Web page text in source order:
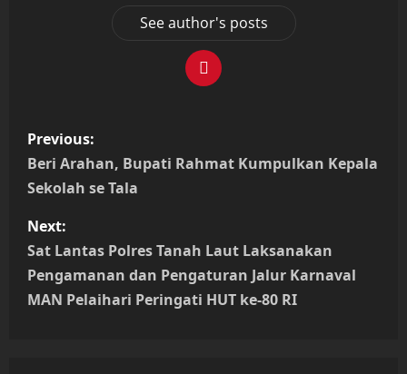
See author's posts
P
o
t
n
Previous:
Beri Arahan, Bupati Rahmat Kumpulkan Kepala
Sekolah se Tala
Next:
Sat Lantas Polres Tanah Laut Laksanakan
Pengamanan dan Pengaturan Jalur Karnaval
MAN Pelaihari Peringati HUT ke-80 RI